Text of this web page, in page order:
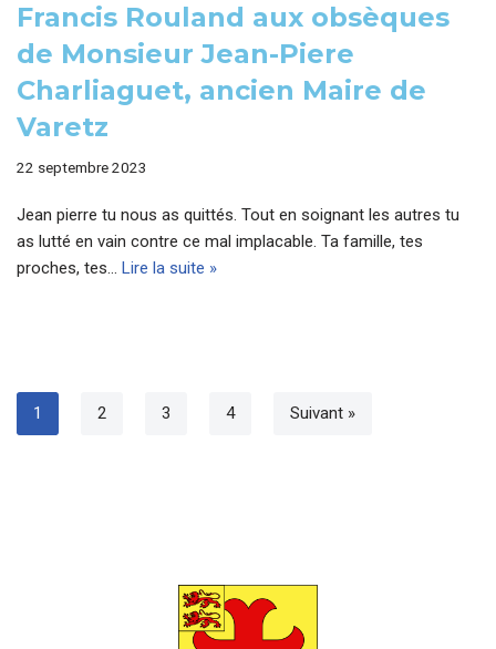
Francis Rouland aux obsèques
de Monsieur Jean-Piere
Charliaguet, ancien Maire de
Varetz
22 septembre 2023
Jean pierre tu nous as quittés. Tout en soignant les autres tu
as lutté en vain contre ce mal implacable. Ta famille, tes
proches, tes… Lire la suite »
1 2 3 4 Suivant »